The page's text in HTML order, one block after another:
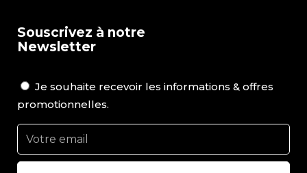
Souscrivez à notre
Newsletter
Je souhaite recevoir les informations & offres
promotionnelles.